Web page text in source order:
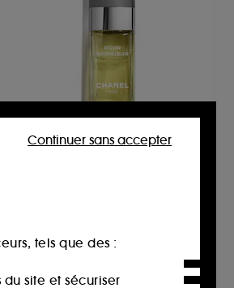
CHANEL
162,00€ /100ml
tels que des :
site et sécuriser
Continuer sans accepter